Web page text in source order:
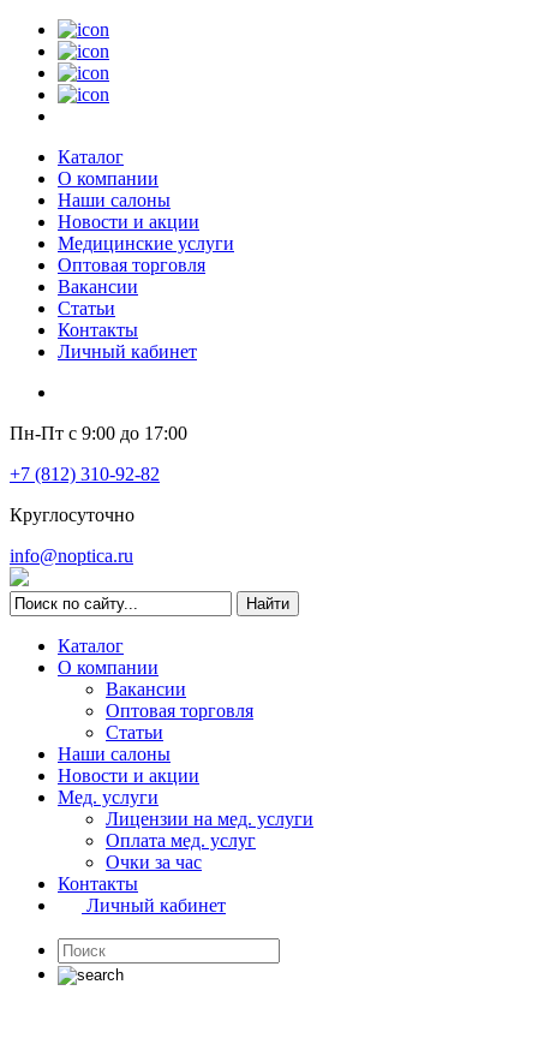
Каталог
О компании
Наши салоны
Новости и акции
Медицинские услуги
Оптовая торговля
Вакансии
Статьи
Контакты
Личный кабинет
Пн-Пт с 9:00 до 17:00
+7 (812) 310-92-82
Круглосуточно
info@noptica.ru
Каталог
О компании
Вакансии
Оптовая торговля
Статьи
Наши салоны
Новости и акции
Мед. услуги
Лицензии на мед. услуги
Оплата мед. услуг
Очки за час
Контакты
Личный кабинет